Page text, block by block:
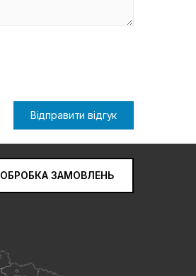
Відправити відгук
ОБРОБКА ЗАМОВЛЕНЬ